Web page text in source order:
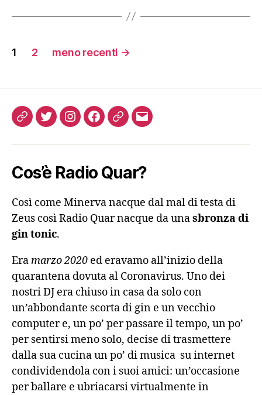
Overcast
PocketCasts
Podcast Addict
Stitcher
iTunes
RSS FEED
Paginazione
articoli
1 2 meno recenti →
ComeTwitterInstagram
FB Podcast
Email
Cos’è Radio Quar?
Così come Minerva nacque dal mal di testa di
Zeus così Radio Quar nacque da unasbronza di
gin tonic.
Eramarzo 2020 ed eravamo all’inizio della
quarantena dovuta al Coronavirus. Uno dei
nostri DJ era chiuso in casa da solo con
un’abbondante scorta di gin e un vecchio
computer e, un po’ per passare il tempo, un po’
per sentirsi meno solo, decise di trasmettere
dalla sua cucina un po’ di musica su internet
condividendola con i suoi amici: un’occasione
per ballare e ubriacarsi virtualmente in